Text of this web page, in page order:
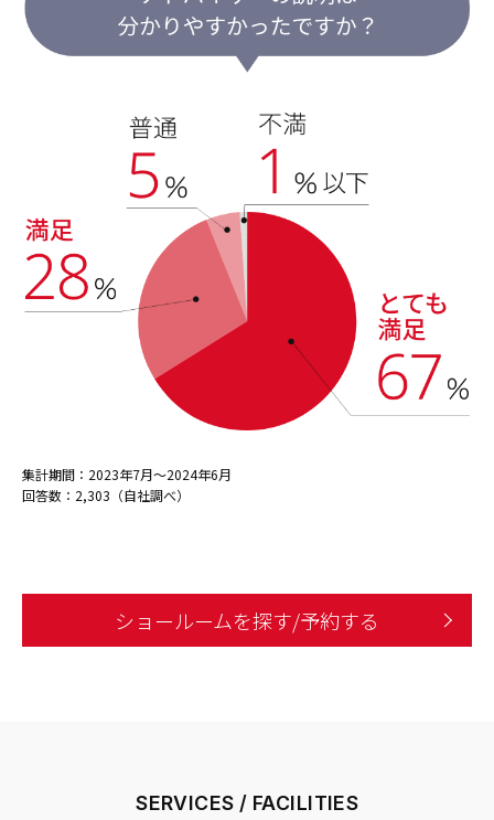
集計期間：2023年7月～2024年6月
回答数：2,303（自社調べ）
ショールームを探す/予約する
SERVICES / FACILITIES